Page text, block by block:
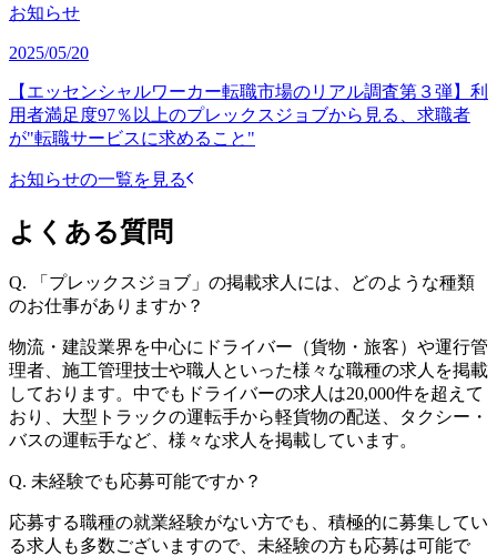
お知らせ
2025/05/20
【エッセンシャルワーカー転職市場のリアル調査第３弾】利
用者満足度97％以上のプレックスジョブから見る、求職者
が"転職サービスに求めること"
お知らせの一覧を見る
よくある質問
Q.
「プレックスジョブ」の掲載求人には、どのような種類
のお仕事がありますか？
物流・建設業界を中心にドライバー（貨物・旅客）や運行管
理者、施工管理技士や職人といった様々な職種の求人を掲載
しております。中でもドライバーの求人は20,000件を超えて
おり、大型トラックの運転手から軽貨物の配送、タクシー・
バスの運転手など、様々な求人を掲載しています。
Q. 未経験でも応募可能ですか？
応募する職種の就業経験がない方でも、積極的に募集してい
る求人も多数ございますので、未経験の方も応募は可能で